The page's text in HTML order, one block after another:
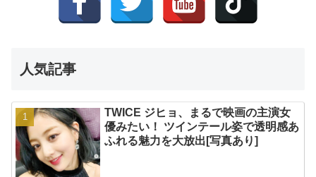
人気記事
TWICE ジヒョ、まるで映画の主演女
優みたい！ ツインテール姿で透明感あ
ふれる魅力を大放出[写真あり]